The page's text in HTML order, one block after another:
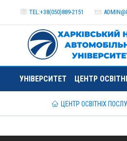
TEL:+38(050)889-2151 ADMIN@
УНІВЕРСИТЕТ ЦЕНТР
ЦЕНТР ОСВІТНІХ